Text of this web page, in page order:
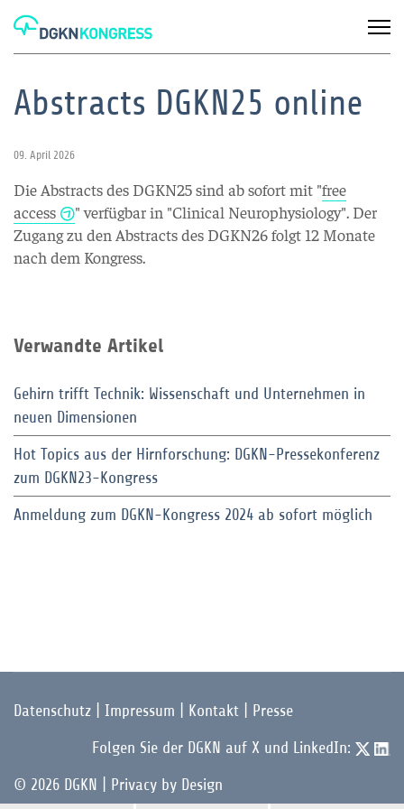
Abstracts DGKN25 online
09. April 2026
Die Abstracts des DGKN25 sind ab sofort mit "free
access
" verfügbar in "Clinical Neurophysiology". Der
Zugang zu den Abstracts des DGKN26 folgt 12 Monate
nach dem Kongress.
Verwandte Artikel
Gehirn trifft Technik: Wissenschaft und Unternehmen in
neuen Dimensionen
Hot Topics aus der Hirnforschung: DGKN-Pressekonferenz
zum DGKN23-Kongress
Anmeldung zum DGKN-Kongress 2024 ab sofort möglich
Datenschutz Impressum Kontakt Presse
Folgen Sie der DGKN auf X und LinkedIn:
© 2026 DGKN | Privacy by Design